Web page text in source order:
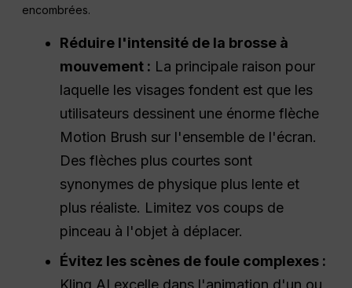
encombrées.
Réduire l'intensité de la brosse à
mouvement : La principale raison pour
laquelle les visages fondent est que les
utilisateurs dessinent une énorme flèche
Motion Brush sur l'ensemble de l'écran.
Des flèches plus courtes sont
synonymes de physique plus lente et
plus réaliste. Limitez vos coups de
pinceau à l'objet à déplacer.
Évitez les scènes de foule complexes :
Kling AI excelle dans l'animation d'un ou